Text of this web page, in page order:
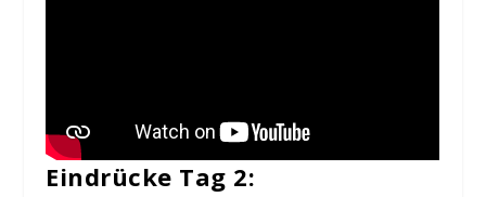
Eindrücke Tag 2: